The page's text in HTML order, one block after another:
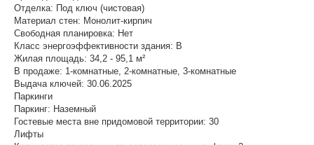
Отделка: Под ключ (чистовая)
Материал стен: Монолит-кирпич
Свободная планировка: Нет
Класс энергоэффективности здания: B
Жилая площадь: 34,2 - 95,1 м²
В продаже: 1-комнатные, 2-комнатные, 3-комнатные
Выдача ключей: 30.06.2025
Паркинги
Паркинг: Наземный
Гостевые места вне придомовой территории: 30
Лифты